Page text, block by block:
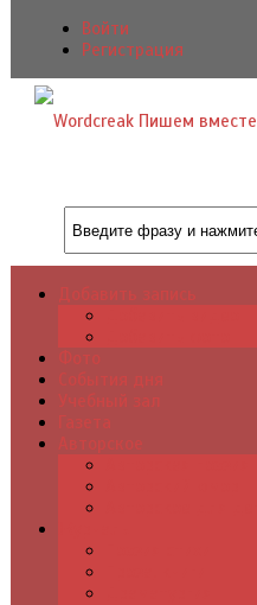
Войти
Регистрация
Добавить запись
Фото
События дня
Учебный зал
Газета
Авторское